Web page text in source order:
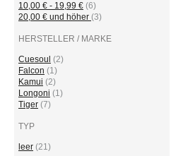
10,00 € - 19,99 € (6)
20,00 € und höher (3)
HERSTELLER / MARKE
Cuesoul (2)
Falcon (1)
Kamui (2)
Longoni (1)
Tiger (7)
TYP
leer (21)